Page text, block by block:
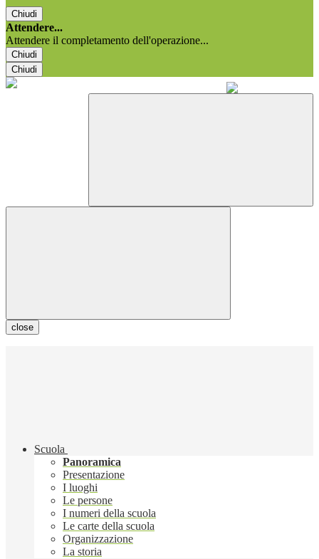
Chiudi
Attendere...
Attendere il completamento dell'operazione...
Chiudi
Chiudi
close
Scuola
Panoramica
Presentazione
I luoghi
Le persone
I numeri della scuola
Le carte della scuola
Organizzazione
La storia